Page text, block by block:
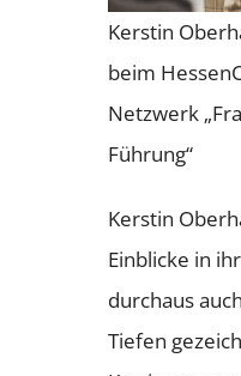
Kerstin
beim
Netzwerk
Führung“
Kerstin
Einblicke in
durchaus
Tiefen